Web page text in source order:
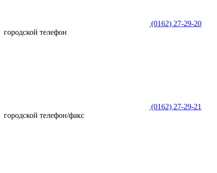
(0162) 27-29-20
городской телефон
(0162) 27-29-21
городской телефон/факс